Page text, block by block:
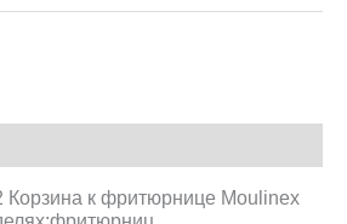
Корзина к фритюрнице Moulinex